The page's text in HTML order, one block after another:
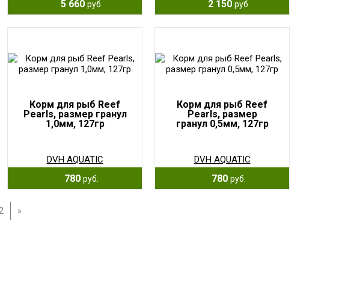
5 660 руб. 2 150 руб.
Корм для рыб Reef
Pearls, размер гранул
1,0мм, 127гр
DVH AQUATIC
780 руб.
Корм для рыб Reef
Pearls, размер
гранул 0,5мм, 127гр
DVH AQUATIC
780 руб.
2 »